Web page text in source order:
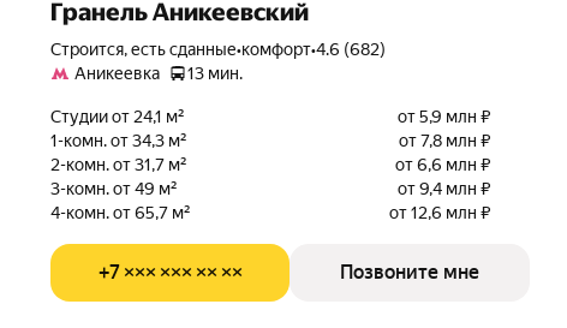
Гранель Аникеевский
Строится, есть сданные•комфорт•4.6 (682)
Аникеевка
13 мин.
Студии от 24,1 м²
от 5,9 млн ₽
1-комн. от 34,3 м²
от 7,8 млн ₽
2-комн. от 31,7 м²
от 6,6 млн ₽
3-комн. от 49 м²
от 9,4 млн ₽
4-комн. от 65,7 м²
от 12,6 млн ₽
+7 ××× ××× ×× ×× Позвоните мне